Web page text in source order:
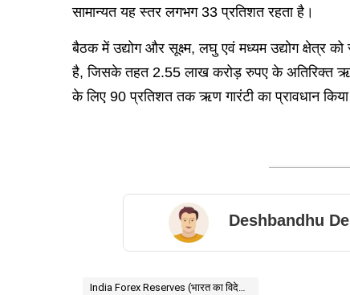
सामान्यत यह स्तर लगभग 33 प्रतिशत रहता है।
बैठक में उद्योग और सूक्ष्म, लघु एवं मध्यम उद्योग क्षेत्र
है, जिसके तहत 2.55 लाख करोड़ रुपए के अतिरिक्त ऋण
के लिए 90 प्रतिशत तक ऋण गारंटी का प्रावधान किया
Deshbandhu
India Forex Reserves (भारत का विदेशी मुद्रा भंडार) Strategic Petroleum Reserves India (